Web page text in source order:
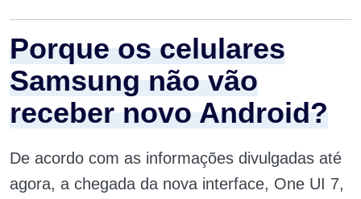
Porque os celulares
Samsung não vão
receber novo Android?
De acordo com as informações divulgadas até
agora, a chegada da nova interface, One UI 7,